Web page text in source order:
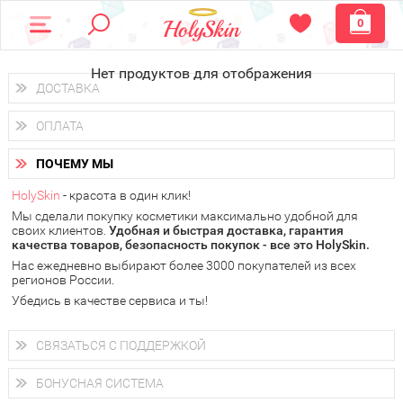
0
Нет продуктов для отображения
ДОСТАВКА
Доставка осуществляетсяпо всем городам России.
Вы можете выбрать доставку курьером, Почтой России или
получить заказ в пунктах выдачи PickPoint или пункте
самовывоза.
В 20 городах России доставка осуществляется ужена
следующий день.
у Вас всегда есть возможность получитьбесплатную
доставку от HolySkin.
подробнее об условиях доставки и оплаты в Вашем городе
ОПЛАТА
Вы можете оплатить свой заказ любым удобным способом:
наличными деньгами (
через интернет-банк (Альфа-банк, Сбербанк) и другими
электронными способами.
ПОЧЕМУ МЫ
HolySkin - красота в один клик!
Мы сделали покупку косметики максимально удобной для
своих клиентов. Удобная и быстрая доставка, гарантия
качества товаров, безопасность покупок - все это HolySkin.
Нас ежедневно выбирают более 3000 покупателей из всех
регионов России.
Убедись в качестве сервиса и ты!
СВЯЗАТЬСЯ С ПОДДЕРЖКОЙ
+7 (800) 707-24-55
Мы будем рады ответить на все Ваши вопросы по работе
магазина, проконсультировать по товарам, рассказать о
БОНУСНАЯ СИСТЕМА